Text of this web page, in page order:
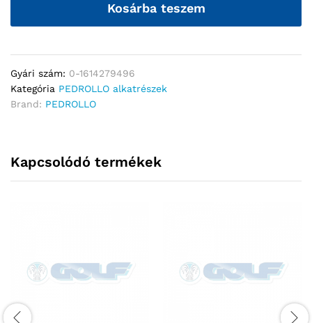
Kosárba teszem
Gyári szám: 0-1614279496
Kategória PEDROLLO alkatrészek
Brand: PEDROLLO
Kapcsolódó termékek